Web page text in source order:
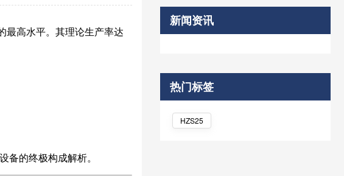
新闻资讯
热门标签
HZS25
最高水平。其理论生产率达
备的终极构成解析。